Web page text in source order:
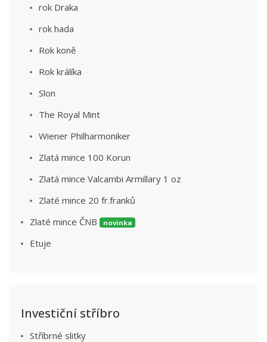
rok Draka
rok hada
Rok koně
Rok králíka
Slon
The Royal Mint
Wiener Philharmoniker
Zlatá mince 100 Korun
Zlatá mince Valcambi Armillary 1 oz
Zlaté mince 20 fr.franků
Zlaté mince ČNB
novinka
Etuje
Investiční stříbro
Stříbrné slitky